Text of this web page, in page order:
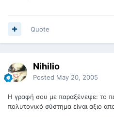
Quote
Nihilio
Posted May 20, 2005
Η γραφή σου με παραξένεψε: το
πολυτονικό σύστημα είναι αξιο